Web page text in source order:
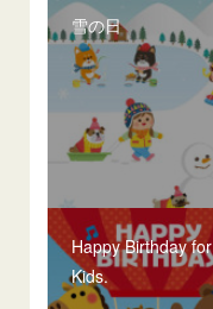
雪の日
Happy Birthday for
Kids.